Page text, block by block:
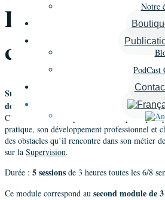
Notre
PodCast
La Supervision
coachs certifiés
Superviser un coach, c’est l’inviter à
de son « être-coach ».
C’est lui offrir un espace sécurisant pour qu’il
pratique, son développement professionnel et
des obstacles qu’il rencontre dans son métier
sur la Supervision.
Durée : 5 sessions de 3 heures toutes les 6/8
Ce module correspond au second module de